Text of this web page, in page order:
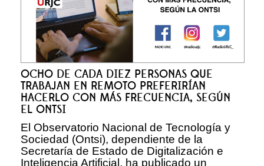
OCHO DE CADA DIEZ PERSONAS QUE
TRABAJAN EN REMOTO PREFERIRÍAN
HACERLO CON MÁS FRECUENCIA, SEGÚN
EL ONTSI
El Observatorio Nacional de Tecnología y
Sociedad (Ontsi), dependiente de la
Secretaría de Estado de Digitalización e
Inteligencia Artificial, ha publicado un